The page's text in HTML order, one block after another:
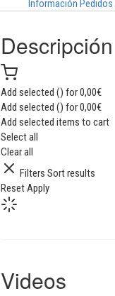
Información Pedidos
Descripción
Add selected () for0,00€
Add selected () for0,00€
Add selected items to cart
Select all
Clear all
Filters Sort results
ResetApply
Videos